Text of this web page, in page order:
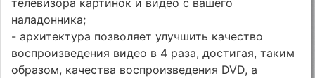
наладонника;
- архитектура позволяет улучшить качество
воспроизведения видео в 4 раза, достигая, таким
образом, качества воспроизведения DVD, а